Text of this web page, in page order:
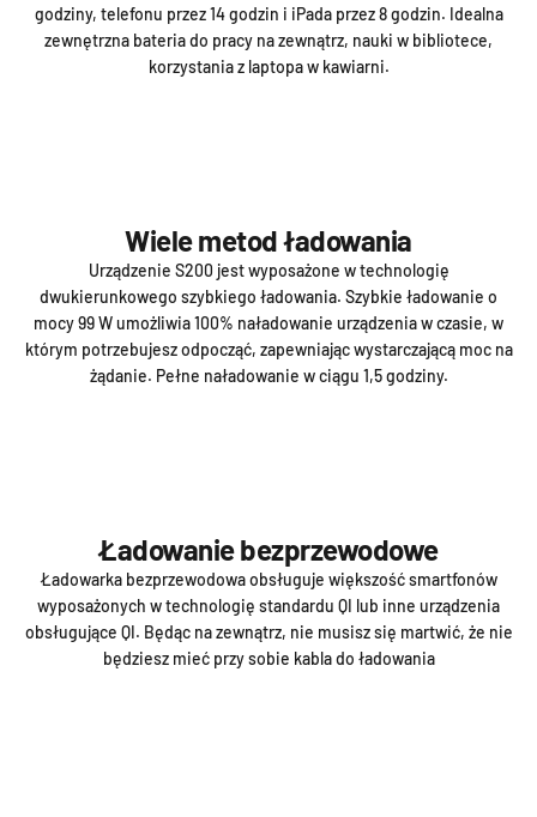
godziny, telefonu przez 14 godzin i iPada przez 8 godzin. Idealna
zewnętrzna bateria do pracy na zewnątrz, nauki w bibliotece,
korzystania z laptopa w kawiarni.
Wiele metod ładowania
Urządzenie S200 jest wyposażone w technologię
dwukierunkowego szybkiego ładowania. Szybkie ładowanie o
mocy 99 W umożliwia 100% naładowanie urządzenia w czasie, w
którym potrzebujesz odpocząć, zapewniając wystarczającą moc na
żądanie. Pełne naładowanie w ciągu 1,5 godziny.
Ładowanie bezprzewodowe
Ładowarka bezprzewodowa obsługuje większość smartfonów
wyposażonych w technologię standardu QI lub inne urządzenia
obsługujące QI. Będąc na zewnątrz, nie musisz się martwić, że nie
będziesz mieć przy sobie kabla do ładowania